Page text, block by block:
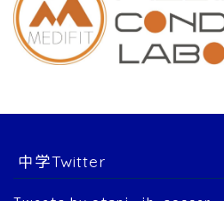
中学Twitter